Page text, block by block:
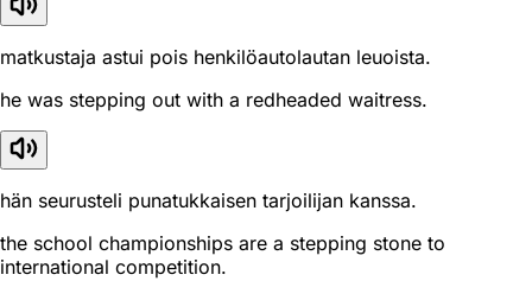
matkustaja astui pois henkilöautolautan leuoista.
he was stepping out with a redheaded waitress.
hän seurusteli punatukkaisen tarjoilijan kanssa.
the school championships are a stepping stone to
international competition.